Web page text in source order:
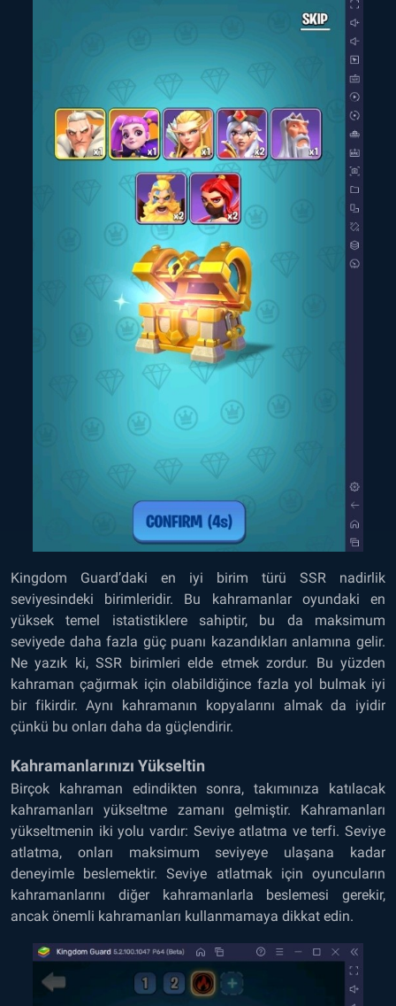
Kingdom Guard’daki en iyi birim türü SSR nadirlik
seviyesindeki birimleridir. Bu kahramanlar oyundaki en
yüksek temel istatistiklere sahiptir, bu da maksimum
seviyede daha fazla güç puanı kazandıkları anlamına gelir.
Ne yazık ki, SSR birimleri elde etmek zordur. Bu yüzden
kahraman çağırmak için olabildiğince fazla yol bulmak iyi
bir fikirdir. Aynı kahramanın kopyalarını almak da iyidir
çünkü bu onları daha da güçlendirir.
Kahramanlarınızı Yükseltin
Birçok kahraman edindikten sonra, takımınıza katılacak
kahramanları yükseltme zamanı gelmiştir. Kahramanları
yükseltmenin iki yolu vardır: Seviye atlatma ve terfi. Seviye
atlatma, onları maksimum seviyeye ulaşana kadar
deneyimle beslemektir. Seviye atlatmak için oyuncuların
kahramanlarını diğer kahramanlarla beslemesi gerekir,
ancak önemli kahramanları kullanmamaya dikkat edin.